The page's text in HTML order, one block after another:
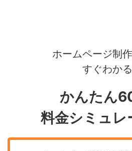
ホームページ制
すぐわかる
かんたん
料金シミュレ